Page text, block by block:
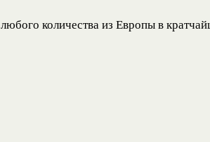
количества из Европы в